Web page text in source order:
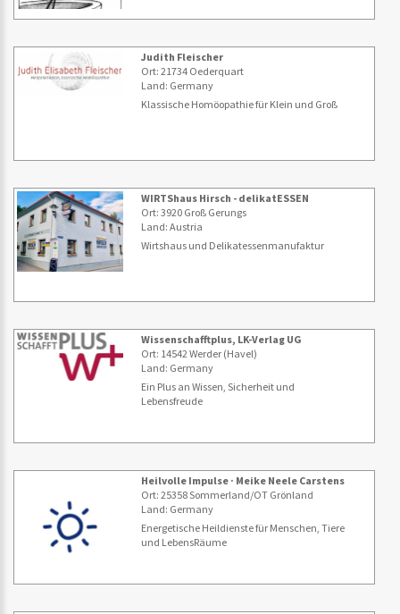
Judith Fleischer
Ort: 21734 Oederquart
Land: Germany
Klassische Homöopathie für Klein und Groß
WIRTShaus Hirsch - delikatESSEN
Ort: 3920 Groß Gerungs
Land: Austria
Wirtshaus und Delikatessenmanufaktur
Wissenschafftplus, LK-Verlag UG
Ort: 14542 Werder (Havel)
Land: Germany
Ein Plus an Wissen, Sicherheit und
Lebensfreude
Heilvolle Impulse · Meike Neele Carstens
Ort: 25358 Sommerland/OT Grönland
Land: Germany
Energetische Heildienste für Menschen, Tiere
und LebensRäume